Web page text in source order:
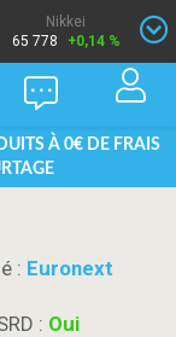
Nikkei
65 778
+0,14 %
À 0€ DE FRAIS
: Euronext
: Oui